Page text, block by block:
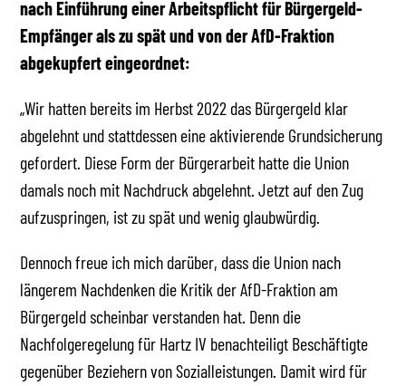
nach Einführung einer Arbeitspflicht für Bürgergeld-
Empfänger als zu spät und von der AfD-Fraktion
abgekupfert eingeordnet:
„Wir hatten bereits im Herbst 2022 das Bürgergeld klar
abgelehnt und stattdessen eine aktivierende Grundsicherung
gefordert. Diese Form der Bürgerarbeit hatte die Union
damals noch mit Nachdruck abgelehnt. Jetzt auf den Zug
aufzuspringen, ist zu spät und wenig glaubwürdig.
Dennoch freue ich mich darüber, dass die Union nach
längerem Nachdenken die Kritik der AfD-Fraktion am
Bürgergeld scheinbar verstanden hat. Denn die
Nachfolgeregelung für Hartz IV benachteiligt Beschäftigte
gegenüber Beziehern von Sozialleistungen. Damit wird für